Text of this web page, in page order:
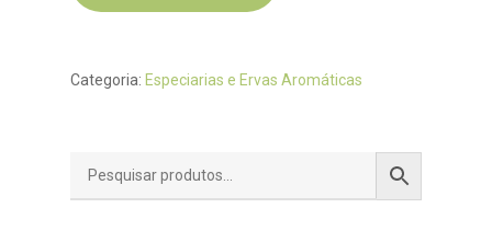
Categoria: Especiarias e Ervas Aromáticas